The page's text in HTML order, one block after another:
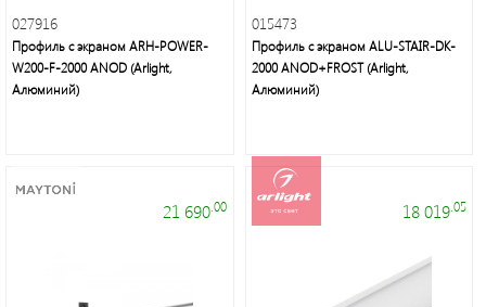
освещение
027916
Профиль с экраном ARH-POWER-
W200-F-2000 ANOD (Arlight,
Алюминий)
015473
Профиль с экраном ALU-STAIR-DK-
2000 ANOD+FROST (Arlight,
Алюминий)
21 690.00 18 019.05